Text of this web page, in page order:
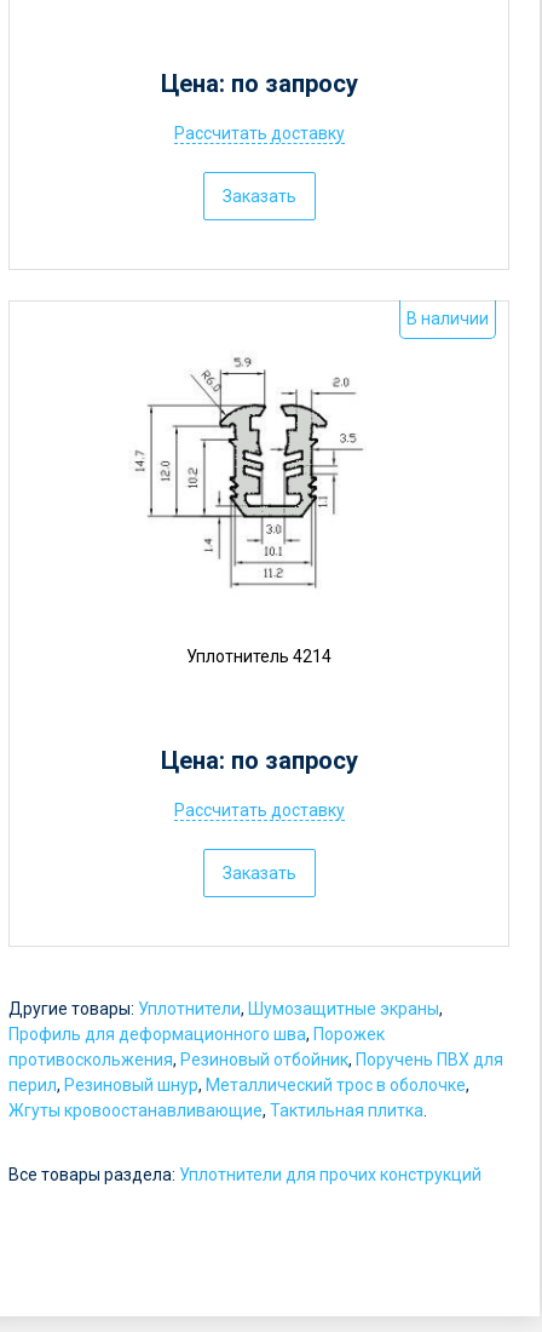
Цена: по запросу
Рассчитать доставку
Заказать
В наличии
Уплотнитель 4214
Цена: по запросу
о
т
5
р
б
Рассчитать доставку
Заказать
Другие товары: Уплотнители, Шумозащитные экраны,
Профиль для деформационного шва, Порожек
противоскольжения, Резиновый отбойник, Поручень ПВХ для
перил, Резиновый шнур, Металлический трос в оболочке,
Жгуты кровоостанавливающие, Тактильная плитка.
Все товары раздела: Уплотнители для прочих конструкций